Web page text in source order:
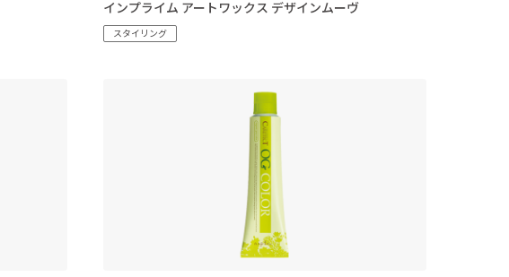
インプライム アートワックス デザインムーヴ
スタイリング